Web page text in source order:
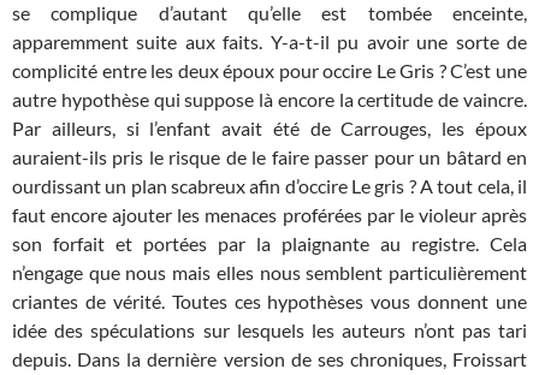
se complique d’autant qu’elle est tombée enceinte,
apparemment suite aux faits. Y-a-t-il pu avoir une sorte de
complicité entre les deux époux pour occire Le Gris ? C’est une
autre hypothèse qui suppose là encore la certitude de vaincre.
Par ailleurs, si l’enfant avait été de Carrouges, les époux
auraient-ils pris le risque de le faire passer pour un bâtard en
ourdissant un plan scabreux afin d’occire Le gris ? A tout cela, il
faut encore ajouter les menaces proférées par le violeur après
son forfait et portées par la plaignante au registre. Cela
n’engage que nous mais elles nous semblent particulièrement
criantes de vérité. Toutes ces hypothèses vous donnent une
idée des spéculations sur lesquels les auteurs n’ont pas tari
depuis. Dans la dernière version de ses chroniques, Froissart